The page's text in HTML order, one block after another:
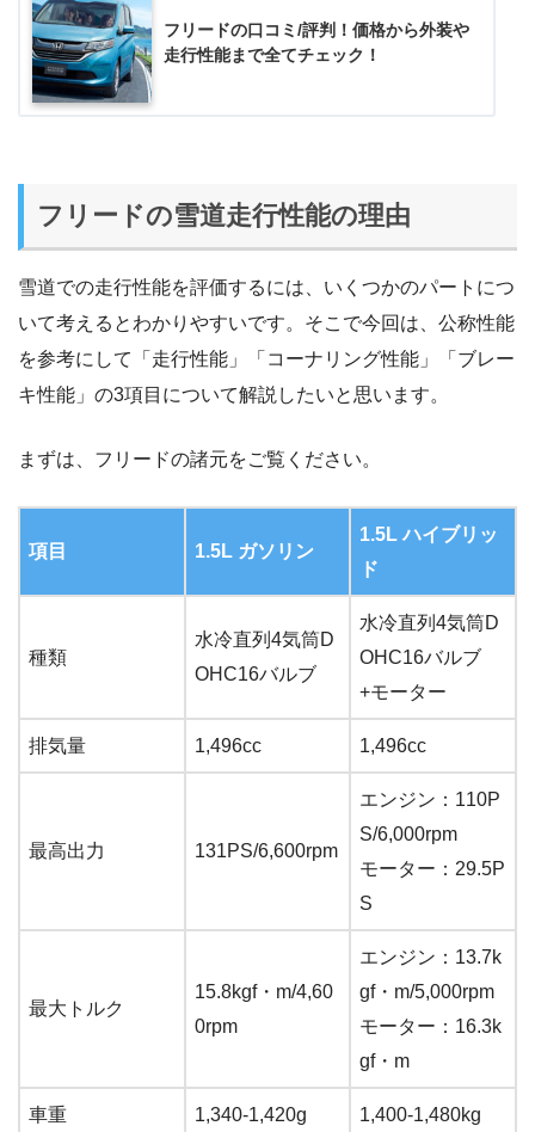
フリードの口コミ/評判！価格から外装や
走行性能まで全てチェック！
フリードの雪道走行性能の理由
雪道での走行性能を評価するには、いくつかのパートにつ
いて考えるとわかりやすいです。そこで今回は、公称性能
を参考にして「走行性能」「コーナリング性能」「ブレー
キ性能」の3項目について解説したいと思います。
まずは、フリードの諸元をご覧ください。
項目 1.5L ガソリン
1.5L ハイブリッ
ド
種類
水冷直列4気筒D
OHC16バルブ
水冷直列4気筒D
OHC16バルブ
+モーター
排気量 1,496cc 1,496cc
最高出力 131PS/6,600rpm
エンジン：110P
S/6,000rpm
モーター：29.5P
S
最大トルク
15.8kgf・m/4,60
0rpm
エンジン：13.7k
gf・m/5,000rpm
モーター：16.3k
gf・m
車重 1,340-1,420g 1,400-1,480kg